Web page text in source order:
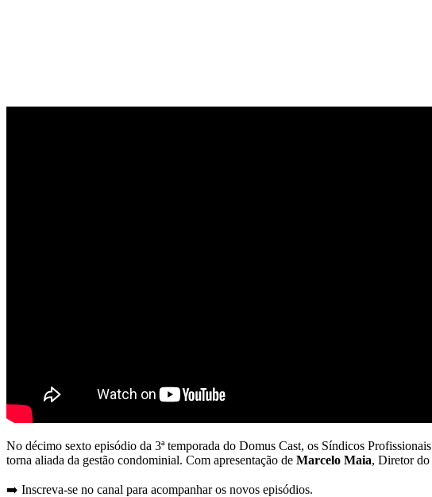
No décimo sexto episódio da 3ª temporada do Domus Cast, os Síndicos Profissionais
torna aliada da gestão condominial. Com apresentação de Marcelo Maia, Diretor do
➡️ Inscreva-se no canal para acompanhar os novos episódios.